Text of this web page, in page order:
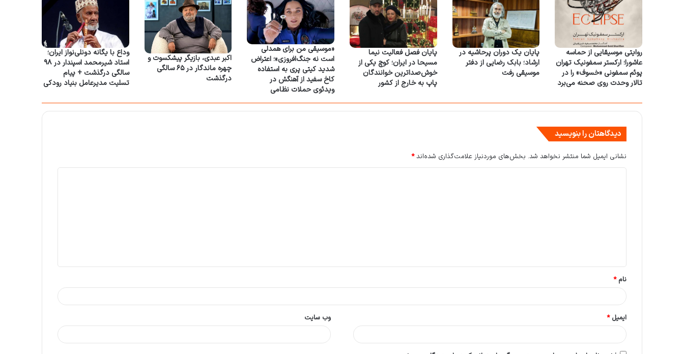
روایتی موسیقایی از حماسه
عاشورا؛ ارکستر سمفونیک تهران
پوئم سمفونی «خسوف» را در
تالار وحدت روی صحنه می‌برد
پایان یک دوران پرحاشیه در
ارشاد؛ بابک رضایی از دفتر
موسیقی رفت
پایان فصل فعالیت نیما
مسیحا در ایران؛ کوچ یکی از
خوش‌صداترین خوانندگان
پاپ به خارج از کشور
«موسیقی من برای همدلی
است نه جنگ‌افروزی»؛ اعتراض
شدید کیتی پری به استفاده
کاخ سفید از آهنگش در
ویدئوی حملات نظامی
اکبر عبدی، بازیگر پیشکسوت و
چهره ماندگار در ۶۵ سالگی
درگذشت
وداع با یگانه دونلی‌نواز ایران؛
استاد شیرمحمد اسپندار در ۹۸
سالگی درگذشت + پیام
تسلیت مدیرعامل بنیاد رودکی
دیدگاهتان را بنویسید
نشانی ایمیل شما منتشر نخواهد شد. بخش‌های موردنیاز علامت‌گذاری شده‌اند*
*
نام*
ایمیل* وب‌ سایت